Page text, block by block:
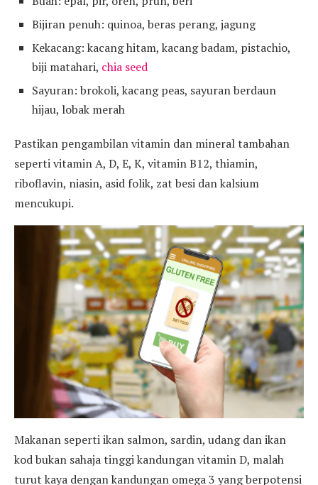
Bijiran penuh: quinoa, beras perang, jagung
Kekacang: kacang hitam, kacang badam, pistachio,
biji matahari, chia seed
Sayuran: brokoli, kacang peas, sayuran berdaun
hijau, lobak merah
Pastikan pengambilan vitamin dan mineral tambahan
seperti vitamin A, D, E, K, vitamin B12, thiamin,
riboflavin, niasin, asid folik, zat besi dan kalsium
mencukupi.
Makanan seperti ikan salmon, sardin, udang dan ikan
kod bukan sahaja tinggi kandungan vitamin D, malah
turut kaya dengan kandungan omega 3 yang berpotensi